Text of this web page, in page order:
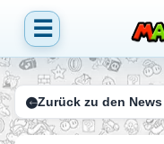
☰
Zurück zu den News